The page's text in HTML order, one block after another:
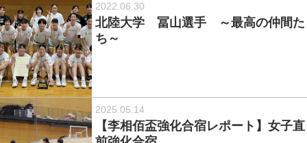
2022.06.30
北陸大学 冨山選手 ～最高の仲間た
ち～
2025.05.14
【李相佰盃強化合宿レポート】女子直